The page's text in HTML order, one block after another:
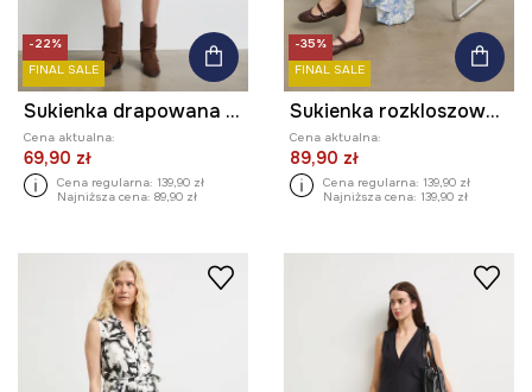
-22%
FINAL SALE
Sukienka drapowana koronkowa
Cena aktualna:
69,90 zł
Cena regularna: 139,90 zł
Najniższa cena: 89,90 zł
-35%
FINAL SALE
Sukienka rozkloszowana z wiskozy z paskiem z motywem roślinnym
Cena aktualna:
89,90 zł
Cena regularna: 139,90 zł
Najniższa cena: 139,90 zł